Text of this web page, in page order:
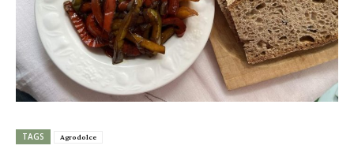
TAGS Agrodolce